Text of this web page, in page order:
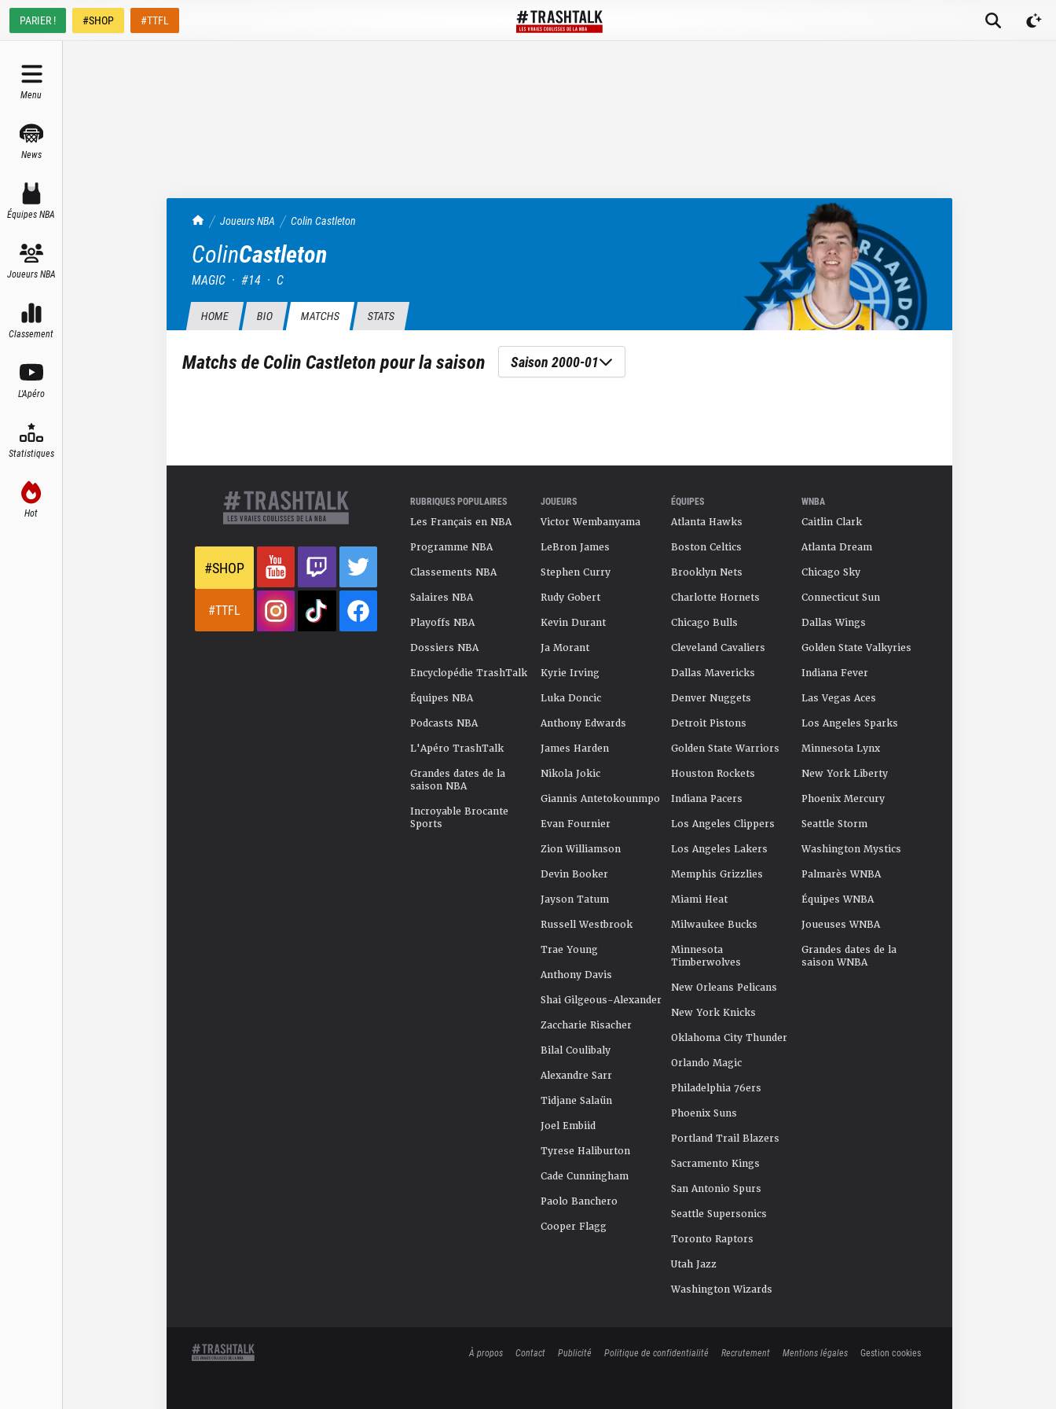
PARIER ! #SHOP #TTFL
Menu
News
Équipes NBA
Joueurs NBA
Classement
L'Apéro
Statistiques
Hot
TrashTalk Actu NBA
Joueurs NBA Colin Castleton
ColinCastleton
MAGIC · #14 · C
HOME BIO MATCHS STATS
Matchs deColin Castletonpour la saison Saison 2000-01
#SHOP
#TTFL
RUBRIQUES POPULAIRES
Les Français en NBA
Programme NBA
Classements NBA
Salaires NBA
Playoffs NBA
Dossiers NBA
Encyclopédie TrashTalk
Équipes NBA
Podcasts NBA
L'Apéro TrashTalk
Grandes dates de la
saison NBA
Incroyable Brocante
Sports
JOUEURS
Victor Wembanyama
LeBron James
Stephen Curry
Rudy Gobert
Kevin Durant
Ja Morant
Kyrie Irving
Luka Doncic
Anthony Edwards
James Harden
Nikola Jokic
Giannis Antetokounmpo
Evan Fournier
Zion Williamson
Devin Booker
Jayson Tatum
Russell Westbrook
Trae Young
Anthony Davis
Shai Gilgeous-Alexander
Zaccharie Risacher
Bilal Coulibaly
Alexandre Sarr
Tidjane Salaün
Joel Embiid
Tyrese Haliburton
Cade Cunningham
Paolo Banchero
Cooper Flagg
ÉQUIPES
Atlanta Hawks
Boston Celtics
Brooklyn Nets
Charlotte Hornets
Chicago Bulls
Cleveland Cavaliers
Dallas Mavericks
Denver Nuggets
Detroit Pistons
Golden State Warriors
Houston Rockets
Indiana Pacers
Los Angeles Clippers
Los Angeles Lakers
Memphis Grizzlies
Miami Heat
Milwaukee Bucks
Minnesota
Timberwolves
New Orleans Pelicans
New York Knicks
Oklahoma City Thunder
Orlando Magic
Philadelphia 76ers
Phoenix Suns
Portland Trail Blazers
Sacramento Kings
San Antonio Spurs
Seattle Supersonics
Toronto Raptors
Utah Jazz
Washington Wizards
WNBA
Caitlin Clark
Atlanta Dream
Chicago Sky
Connecticut Sun
Dallas Wings
Golden State Valkyries
Indiana Fever
Las Vegas Aces
Los Angeles Sparks
Minnesota Lynx
New York Liberty
Phoenix Mercury
Seattle Storm
Washington Mystics
Palmarès WNBA
Équipes WNBA
Joueuses WNBA
Grandes dates de la
saison WNBA
À propos Contact Publicité Politique de confidentialité Recrutement Mentions légales Gestion cookies